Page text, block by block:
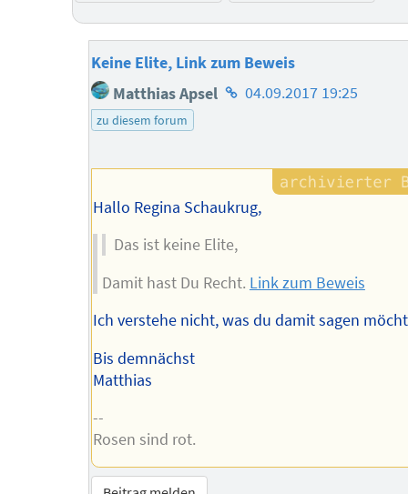
Keine Elite, Link zum Beweis
Matthias Apsel Homepage
04.09.2017 19:25
zu diesem forum
Hallo Regina Schaukrug,
Das ist keine Elite,
Damit hast Du Recht. Link zum Beweis
Ich verstehe nicht, was du damit sagen
Bis demnächst
Matthias
--
Rosen sind rot.